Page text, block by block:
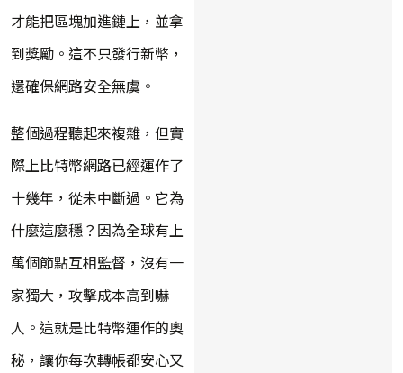
才能把區塊加進鏈上，並拿
到獎勵。這不只發行新幣，
還確保網路安全無虞。
整個過程聽起來複雜，但實
際上比特幣網路已經運作了
十幾年，從未中斷過。它為
什麼這麼穩？因為全球有上
萬個節點互相監督，沒有一
家獨大，攻擊成本高到嚇
人。這就是比特幣運作的奧
秘，讓你每次轉帳都安心又